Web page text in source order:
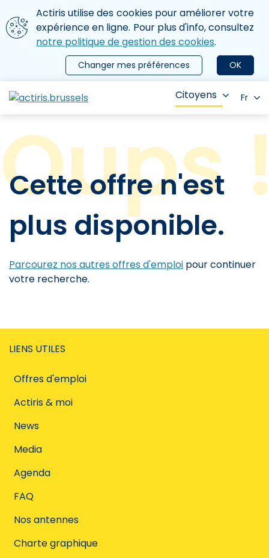
Aller au contenu principal
Nous utilisons des cookies
Actiris utilise des cookies pour améliorer votre
expérience en ligne. Pour plus d'info, consultez
notre politique de gestion des cookies.
OK
Changer mes préférences
le menu
Citoyens Fr
Cette offre n'est
plus disponible.
Parcourez nos autres offres d'emploi pour continuer
votre recherche.
LIENS UTILES
Offres d'emploi
Actiris & moi
News
Media
Agenda
FAQ
Nos antennes
Charte graphique